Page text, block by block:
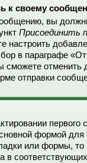
к своему
вы
Присоединить
настроить
в параграфе
сможете
отправки
формой для
или формы,
в